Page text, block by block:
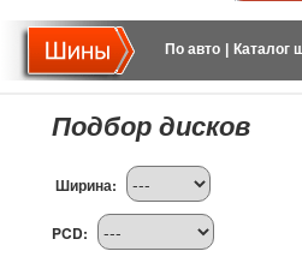
По авто Каталог
Подбор дисков
Ширина:
PCD: